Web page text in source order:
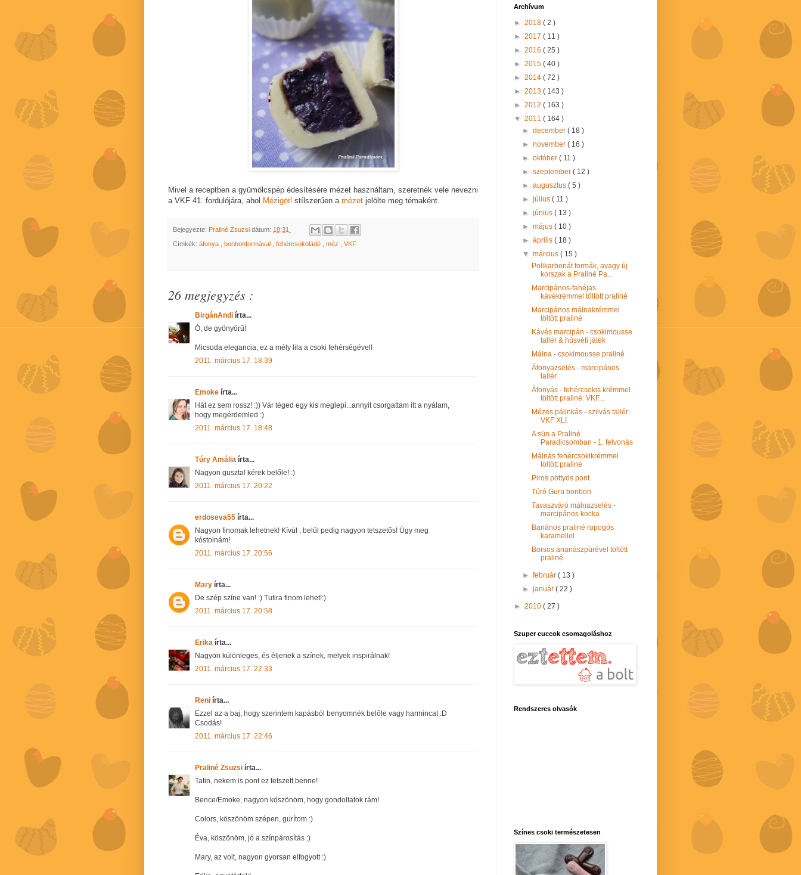
Mivel a receptben a gyümölcspép édesítésére mézet használtam, szeretnék vele nevezni
a VKF 41. fordulójára, ahol Mézigörl stílszerűen a mézet jelölte meg témaként.
Bejegyezte: Praliné Zsuzsi dátum: 18:31
Címkék: áfonya , bonbonformával , fehércsokoládé , méz , VKF
26 megjegyzés :
BirgánAndi írta...
Ó, de gyönyörű!
Micsoda elegancia, ez a mély lila a csoki fehérségével!
2011. március 17. 18:39
Emoke írta...
Hát ez sem rossz! :)) Vár téged egy kis meglepi...annyit csorgattam itt a nyálam,
hogy megérdemled :)
2011. március 17. 18:48
Túry Amália írta...
Nagyon guszta! kérek belőle! :)
2011. március 17. 20:22
erdoseva55 írta...
Nagyon finomak lehetnek! Kívül , belül pedig nagyon tetszetős! Úgy meg
kóstolnám!
2011. március 17. 20:56
Mary írta...
De szép színe van! :) Tutira finom lehet!:)
2011. március 17. 20:58
Erika írta...
Nagyon különleges, és éljenek a színek, melyek inspirálnak!
2011. március 17. 22:33
Reni írta...
Ezzel az a baj, hogy szerintem kapásból benyomnék belőle vagy harmincat :D
Csodás!
2011. március 17. 22:46
Praliné Zsuzsi írta...
Tatin, nekem is pont ez tetszett benne!
Bence/Emoke, nagyon köszönöm, hogy gondoltatok rám!
Colors, köszönöm szépen, gurítom :)
Éva, köszönöm, jó a színpárosítás :)
Mary, az volt, nagyon gyorsan elfogyott :)
Archívum
► 2018 ( 2 )
► 2017 ( 11 )
► 2016 ( 25 )
► 2015 ( 40 )
► 2014 ( 72 )
► 2013 ( 143 )
► 2012 ( 163 )
▼ 2011 ( 164 )
►december( 18 )
►november( 16 )
►október( 11 )
►szeptember( 12 )
►augusztus( 5 )
►július( 11 )
►június( 13 )
►május( 10 )
►április( 18 )
▼március( 15 )
Polikarbonát formák, avagy új
korszak a Praliné Pa...
Marcipános-fahéjas
kávékrémmel töltött praliné
Marcipános málnakrémmel
töltött praliné
Kávés marcipán - csokimousse
tallér & húsvéti játék
Málna - csokimousse praliné
Áfonyazselés - marcipános
tallér
Áfonyás - fehércsokis krémmel
töltött praliné: VKF...
Mézes pálinkás - szilvás tallér:
VKF XLI.
A sün a Praliné
Paradicsomban - 1. felvonás
Málnás fehércsokikrémmel
töltött praliné
Piros pöttyös pont
Túró Guru bonbon
Tavaszváró málnazselés -
marcipános kocka
Banános praliné ropogós
karamellel
Borsos ananászpürével töltött
praliné
►február( 13 )
►január( 22 )
► 2010 ( 27 )
Szuper cuccok csomagoláshoz
Rendszeres olvasók
Színes csoki természetesen